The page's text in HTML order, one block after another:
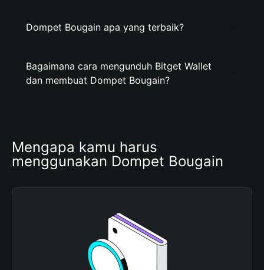
Dompet Bougain apa yang terbaik?
Bagaimana cara mengunduh Bitget Wallet
dan membuat Dompet Bougain?
Mengapa kamu harus
menggunakan Dompet Bougain